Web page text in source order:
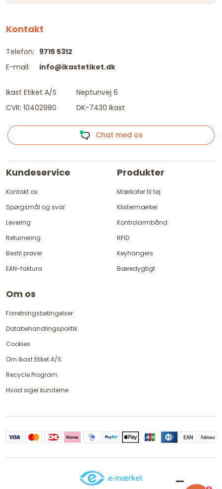
Kontakt
Telefon:
E-mail:
9715 5312
info@ikastetiket.dk
Ikast Etiket A/S
CVR: 10402980
Neptunvej 6
DK-7430 Ikast
Chat med os
Kundeservice
Kontakt os
Spørgsmål og svar
Levering
Returnering
Bestil prøver
EAN-faktura
Produkter
Mærkater til tøj
Klistermærker
Kontrolarmbånd
RFID
Keyhangers
Bæredygtigt
Om os
Forretningsbetingelser
Databehandlingspolitik
Cookies
Om Ikast Etiket A/S
Recycle Program
Hvad siger kunderne